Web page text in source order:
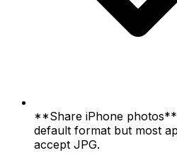
**Share iPhone
default format but most
accept JPG.